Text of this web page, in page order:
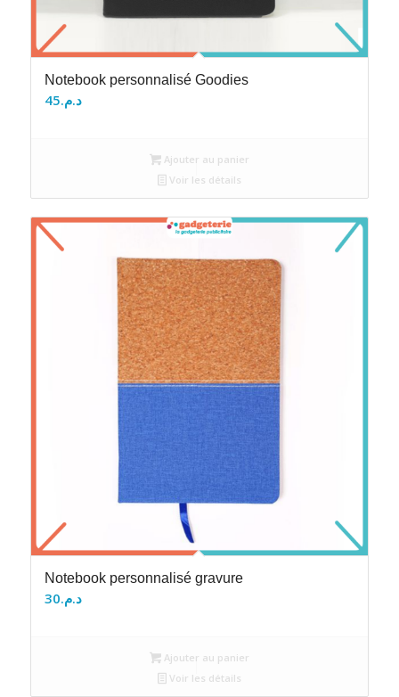
Notebook personnalisé Goodies
د.م.45
Ajouter au panier
Voir les détails
Notebook personnalisé gravure
د.م.30
Ajouter au panier
Voir les détails